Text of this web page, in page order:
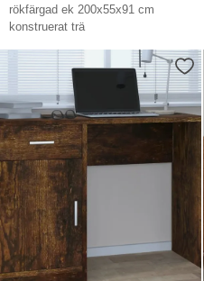
rökfärgad ek 200x55x91 cm
konstruerat trä